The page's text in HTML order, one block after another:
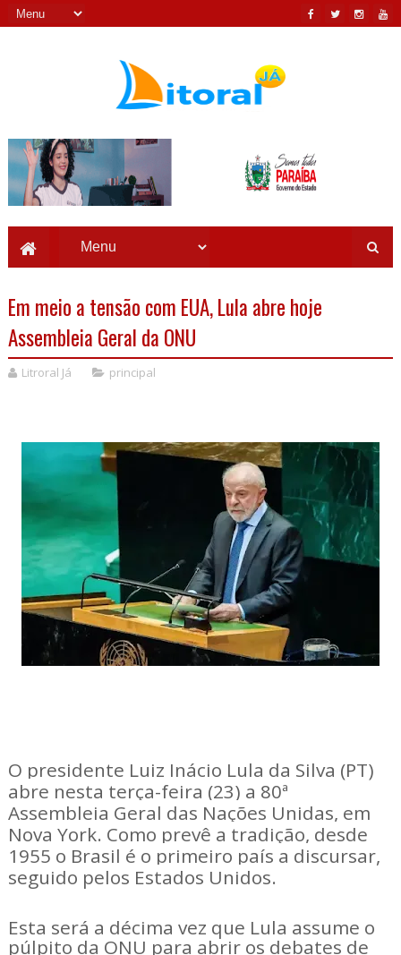
Em meio a tensão com EUA, Lula abre hoje
Assembleia Geral da ONU
Litroral Já principal
O presidente Luiz Inácio Lula da Silva (PT)
abre nesta terça-feira (23) a 80ª
Assembleia Geral das Nações Unidas, em
Nova York. Como prevê a tradição, desde
1955 o Brasil é o primeiro país a discursar,
seguido pelos Estados Unidos.
Esta será a décima vez que Lula assume o
púlpito da ONU para abrir os debates de